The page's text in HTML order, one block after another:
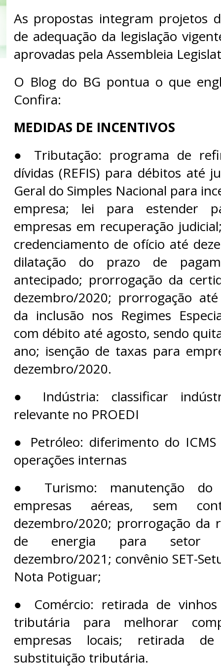
As propostas integram projetos
de adequação da legislação
aprovadas pela Assembleia
O Blog do BG pontua o que
Confira:
MEDIDAS DE INCENTIVOS
● Tributação: programa de
dívidas (REFIS) para débitos até
Geral do Simples Nacional para
empresa; lei para estender
empresas em recuperação
credenciamento de ofício até
dilatação do prazo de
antecipado; prorrogação da
dezembro/2020; prorrogação
da inclusão nos Regimes
com débito até agosto, sendo
ano; isenção de taxas para
dezembro/2020.
● Indústria: classificar
relevante no PROEDI
● Petróleo: diferimento do
operações internas
● Turismo: manutenção do
empresas aéreas, sem
dezembro/2020; prorrogação da
de energia para setor
dezembro/2021; convênio SET-
Nota Potiguar;
● Comércio: retirada de
tributária para melhorar
empresas locais; retirada
substituição tributária.